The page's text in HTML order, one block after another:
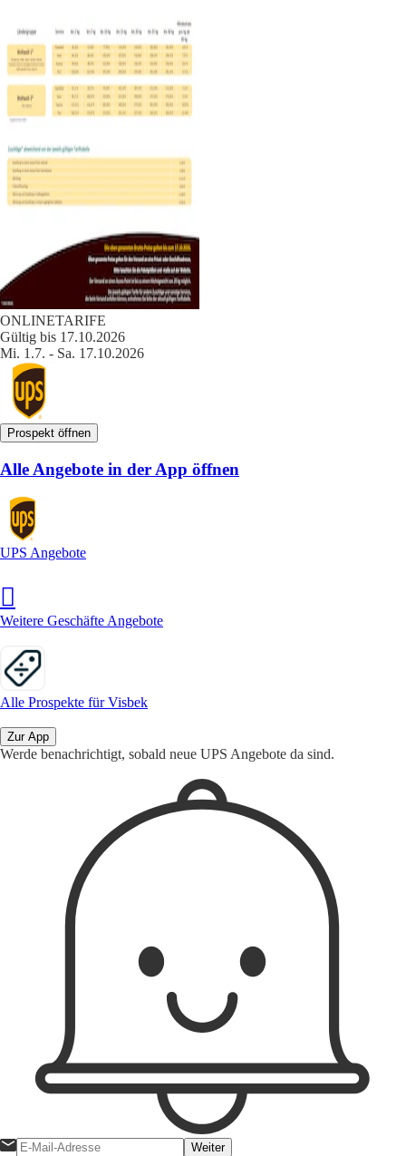
ONLINETARIFE
Gültig bis 17.10.2026
Mi. 1.7. - Sa. 17.10.2026
Prospekt öffnen
Alle Angebote in der App öffnen
UPS Angebote
Weitere Geschäfte Angebote
Alle Prospekte für Visbek
Zur App
Werde benachrichtigt, sobald neue UPS Angebote da sind.
Weiter